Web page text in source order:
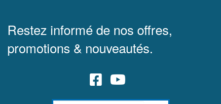
Restez informé de nos offres,
promotions & nouveautés.